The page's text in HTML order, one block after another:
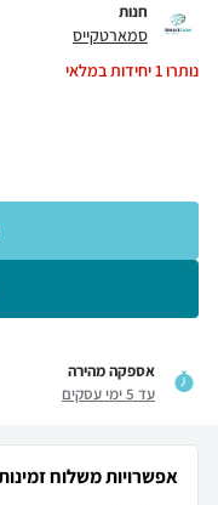
חנות
סמארטקייס
נותרו1יחידות במלאי
אספקה מהירה
עד 5 ימי עסקים
אפשרויות משלוח